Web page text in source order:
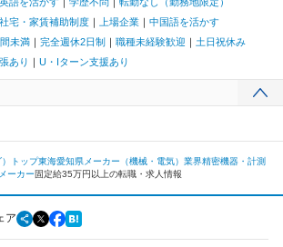
社宅・家賃補助制度 上場企業
中国語を活かす
未満 完全週休2日制 職種未経験歓迎
土日祝休み
あり U・Iターン支援あり
トップ東海愛知県 メーカー（機械・電気）業界精密機器・計測
ーカー固定給35万円以上の転職・求人情報
ア